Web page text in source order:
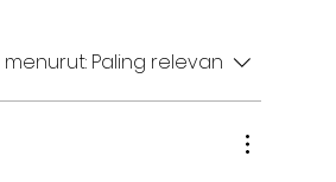
menurut: Paling relevan